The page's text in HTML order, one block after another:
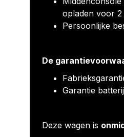
opladen voor
Persoonlijke
De
Garantie
Deze wagen is